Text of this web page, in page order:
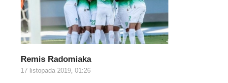
Remis Radomiaka
17 listopada 2019, 01:26